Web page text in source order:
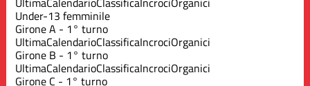
Under-13 femminile
Girone A - 1° turno
UltimaCalendarioClassificaIncrociOrganici
Girone B - 1° turno
UltimaCalendarioClassificaIncrociOrganici
Girone C - 1° turno